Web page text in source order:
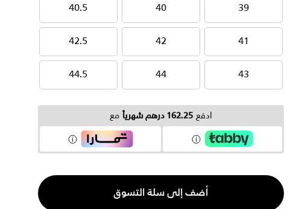
39
39
40
40
40.5
40.5
41
41
42
42
42.5
42.5
43
43
44
44
44.5
44.5
ادفع 162.25 درهم شهرياً مع
الكمية
أضف إلى سلة التسوق